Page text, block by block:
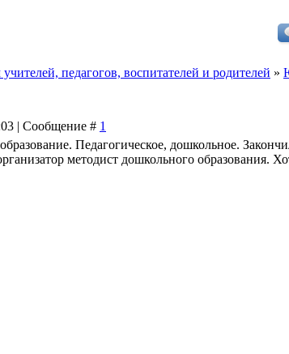
педагогов, воспитателей и родителей »
| Сообщение # 1
Педагогическое, дошкольное.
методист дошкольного образования.